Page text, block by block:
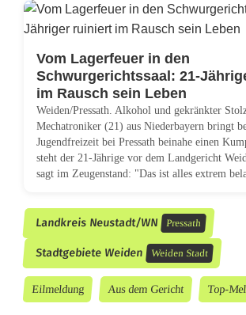
Vom Lagerfeuer in den
Schwurgerichtssaal: 21-
im Rausch sein Leben
Weiden/Pressath. Alkohol und gekränkter
Mechatroniker (21) aus Niederbayern bringt
Jugendfreizeit bei Pressath beinahe einen
steht der 21-Jährige vor dem Landgericht
sagt im Zeugenstand: "Das ist alles extrem
Landkreis Neustadt/WN Pressath
Stadtgebiete Weiden Weiden Stadt
Eilmeldung Aus dem Gericht Top-